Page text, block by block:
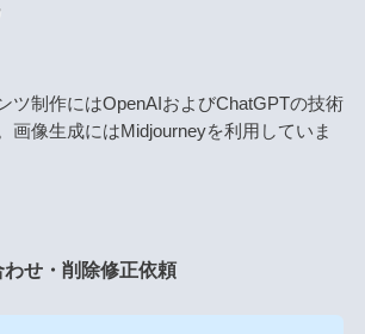
ツ制作にはOpenAIおよびChatGPTの技術
画像生成にはMidjourneyを利用していま
せ・削除修正依頼